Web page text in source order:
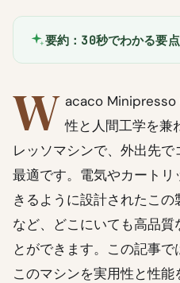
要約：30秒でわかる要点
W acaco Minipresso
性と人間工学を兼
レッソマシンで、外出先
最適です。電気やカート
きるように設計されたこ
など、どこにいても高品
とができます。この記事で
このマシンを実用性と性